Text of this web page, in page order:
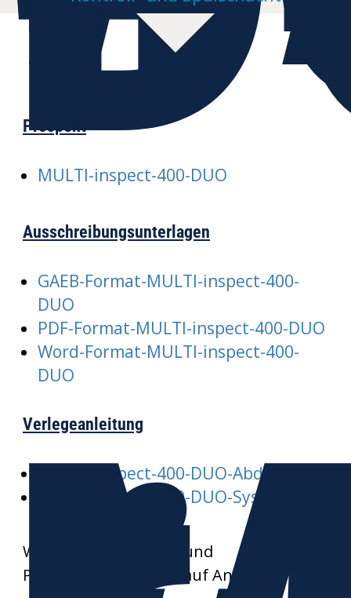
Prospekt
MULTI-inspect-400-DUO
Ausschreibungsunterlagen
GAEB-Format-MULTI-inspect-400-
DUO
PDF-Format-MULTI-inspect-400-DUO
Word-Format-MULTI-inspect-400-
DUO
Verlegeanleitung
MULTI-inspect-400-DUO-Abdeckung
MULTI-inspect-400-DUO-System
Weitere Datenblätter und
Produktzeichnungen auf Anfrage